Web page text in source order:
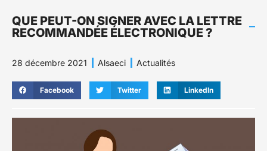
QUE PEUT-ON SIGNER AVEC LA LETTRE
RECOMMANDÉE ÉLECTRONIQUE ?
28 décembre 2021 Alsaeci Actualités
Facebook Twitter LinkedIn